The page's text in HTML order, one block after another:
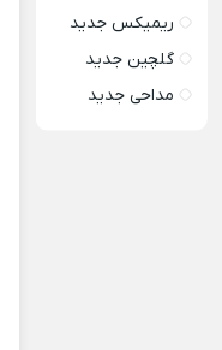
ریمیکس جدید
گلچین جدید
مداحی جدید